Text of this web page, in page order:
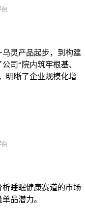
灵产品起步，到构建
司“院内筑牢根基、
明晰了企业规模化增
析睡眠健康赛道的市场
品潜力。